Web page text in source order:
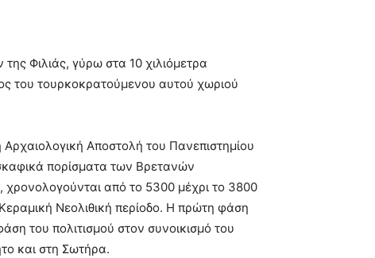
Φιλιάς, γύρω στα 10 χιλιόμετρα
του τουρκοκρατούμενου αυτού χωριού
Αποστολή του Πανεπιστημίου
πορίσματα των Βρετανών
χρονολογούνται από το 5300 μέχρι το 3800
Νεολιθική περίοδο. Η πρώτη φάση
του πολιτισμού στον συνοικισμό του
και στη Σωτήρα.